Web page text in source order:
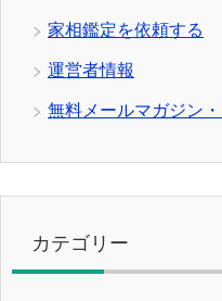
家相鑑定を依頼する
運営者情報
無料メールマガジン
カテゴリー